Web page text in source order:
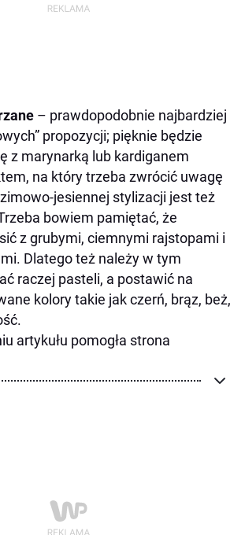
– prawdopodobnie najbardziej
propozycji; pięknie będzie
z marynarką lub kardiganem
na który trzeba zwrócić uwagę
jesiennej stylizacji jest też
bowiem pamiętać, że
z grubymi, ciemnymi rajstopami i
Dlatego też należy w tym
raczej pasteli, a postawić na
kolory takie jak czerń, brąz, beż,
artykułu pomogła strona